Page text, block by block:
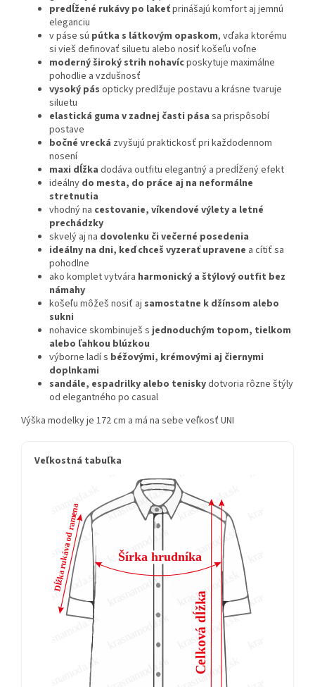
predĺžené rukávy po lakeťprinášajú komfort aj jemnú
eleganciu
v páse sú pútka s látkovým opaskom, vďaka ktorému
si vieš definovať siluetu alebo nosiť košeľu voľne
moderný široký strih nohavícposkytuje maximálne
pohodlie a vzdušnosť
vysoký pás opticky predlžuje postavu a krásne tvaruje
siluetu
elastická guma v zadnej časti pása sa prispôsobí
postave
bočné vrecká zvyšujú praktickosť pri každodennom
nosení
maxi dĺžka dodáva outfitu elegantný a predĺžený efekt
ideálny do mesta, do práce aj na neformálne
stretnutia
vhodný na cestovanie, víkendové výlety a letné
prechádzky
skvelý aj na dovolenku či večerné posedenia
ideálny na dni, keď chceš vyzerať upravene a cítiť sa
pohodlne
ako komplet vytvára harmonický a štýlový outfit bez
námahy
košeľu môžeš nosiť aj samostatne k džínsom alebo
sukni
nohavice skombinuješ sjednoduchým topom, tielkom
alebo ľahkou blúzkou
výborne ladí s béžovými, krémovými aj čiernymi
doplnkami
sandále, espadrilky alebo teniskydotvoria rôzne štýly
od elegantného po casual
Výška modelky je 172 cm a má na sebe veľkosť UNI
Veľkostná tabuľka